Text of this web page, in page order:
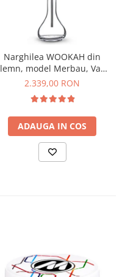
Narghilea WOOKAH din
lemn, model Merbau, Vas
transparent
2.339,00 RON
ADAUGA IN COS